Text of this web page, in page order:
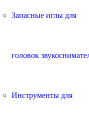
Запасные иглы для
головок
Инструменты для